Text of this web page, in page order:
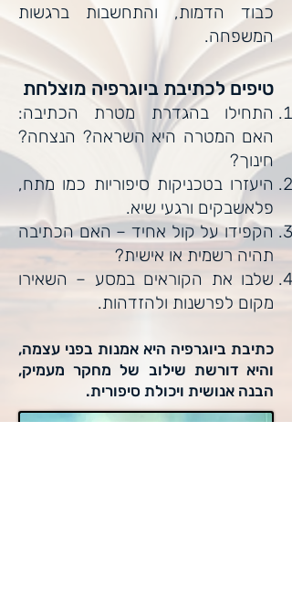
כבוד הדמות, והתחשבות ברגשות
המשפחה.
טיפים לכתיבת ביוגרפיה מוצלחת
התחילו בהגדרת מטרת הכתיבה:
האם המטרה היא השראה? הנצחה?
חינוך?
היעזרו בטכניקות סיפוריות כמו מתח,
פלאשבקים ורגעי שיא.
הקפידו על קול אחיד – האם הכתיבה
תהיה רשמית או אישית?
שלבו את הקוראים במסע – השאירו
מקום לפרשנות ולהזדהות.
כתיבת ביוגרפיה היא אמנות בפני עצמה,
והיא דורשת שילוב של מחקר מעמיק,
הבנה אנושית ויכולת סיפורית.